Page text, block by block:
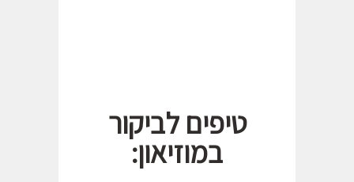
טיפים לביקור
במוזיאון: